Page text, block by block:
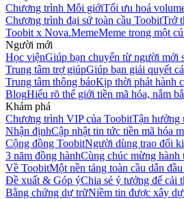
Chương trình Môi giớiTối ưu hoá
Chương trình đại sứ toàn cầu ToobitTrở
Toobit x Nova.MemeMeme trong một
Người mới
Học việnGiúp bạn chuyển từ người mới
Trung tâm trợ giúpGiúp bạn giải quyết
Trung tâm thông báoKịp thời phát hành
BlogHiểu rõ thế giới tiền mã hóa, nắm
Khám phá
Chương trình VIP của ToobitTận hưởng
Nhận địnhCập nhật tin tức tiền mã hóa
Cộng đồng ToobitNgười dùng trao đổi
3 năm đồng hànhCùng chúc mừng hành
Về ToobitMột nền tảng toàn cầu dẫn
Đề xuất & Góp ýChia sẻ ý tưởng để cải
Bằng chứng dự trữNiềm tin được xây